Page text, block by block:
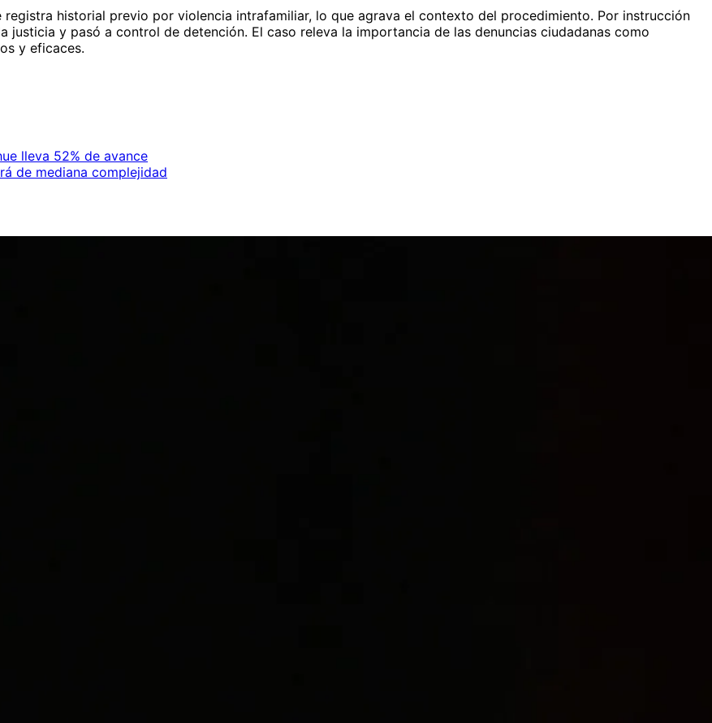
historial previo por violencia intrafamiliar, lo que agrava el contexto del procedimiento. Por instrucción
y pasó a control de detención. El caso releva la importancia de las denuncias ciudadanas como
y eficaces.
lleva 52% de avance
de mediana complejidad